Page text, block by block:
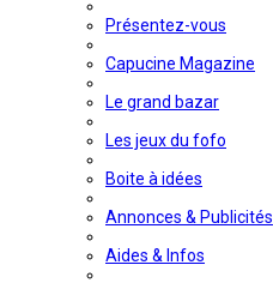
Présentez-vous
Capucine Magazine
Le grand bazar
Les jeux du fofo
Boite à idées
Annonces & Publicités
Aides & Infos